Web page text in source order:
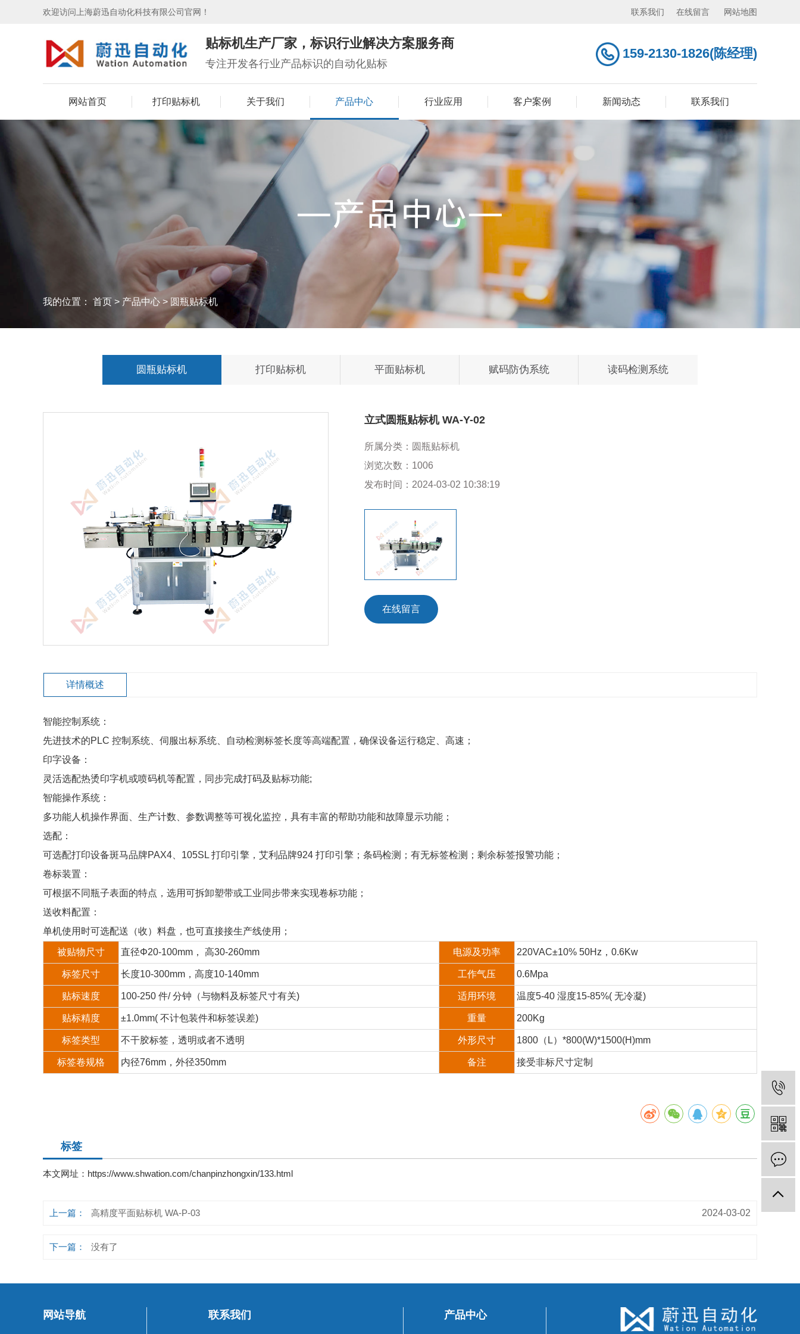
欢迎访问上海蔚迅自动化科技有限公司官网！ 联系我们 在线留言 网站地图
贴标机生产厂家，标识行业解决方案服务商
专注开发各行业产品标识的自动化贴标
159-2130-1826(陈经理)
网站首页 打印贴标机 关于我们 产品中心 行业应用 客户案例 新闻动态 联系我们
我的位置： 首页 > 产品中心> 圆瓶贴标机
圆瓶贴标机 打印贴标机 平面贴标机 赋码防伪系统 读码检测系统
立式圆瓶贴标机 WA-Y-02
所属分类： 圆瓶贴标机
浏览次数： 1006
发布时间： 2024-03-02 10:38:19
在线留言
详情概述
智能控制系统：
先进技术的PLC 控制系统、伺服出标系统、自动检测标签长度等高端配置，确保设备运行稳定、高速；
印字设备：
灵活选配热烫印字机或喷码机等配置，同步完成打码及贴标功能;
智能操作系统：
多功能人机操作界面、生产计数、参数调整等可视化监控，具有丰富的帮助功能和故障显示功能；
选配：
可选配打印设备斑马品牌PAX4、105SL 打印引擎，艾利品牌924 打印引擎；条码检测；有无标签检测；剩余标签报警功能；
卷标装置：
可根据不同瓶子表面的特点，选用可拆卸塑带或工业同步带来实现卷标功能；
送收料配置：
单机使用时可选配送（收）料盘，也可直接接生产线使用；
被贴物尺寸 直径Φ20-100mm， 高30-260mm 电源及功率 220VAC±10% 50Hz，0.6Kw
标签尺寸 长度10-300mm，高度10-140mm 工作气压 0.6Mpa
贴标速度 100-250 件/ 分钟（与物料及标签尺寸有关) 适用环境 温度5-40 湿度15-85%( 无冷凝)
贴标精度 ±1.0mm( 不计包装件和标签误差) 重量 200Kg
标签类型 不干胶标签，透明或者不透明 外形尺寸 1800（L）*800(W)*1500(H)mm
标签卷规格 内径76mm，外径350mm 备注 接受非标尺寸定制
标签
本文网址： https://www.shwation.com/chanpinzhongxin/133.html
上一篇： 高精度平面贴标机 WA-P-03 2024-03-02
下一篇： 没有了
网站导航 联系我们 产品中心